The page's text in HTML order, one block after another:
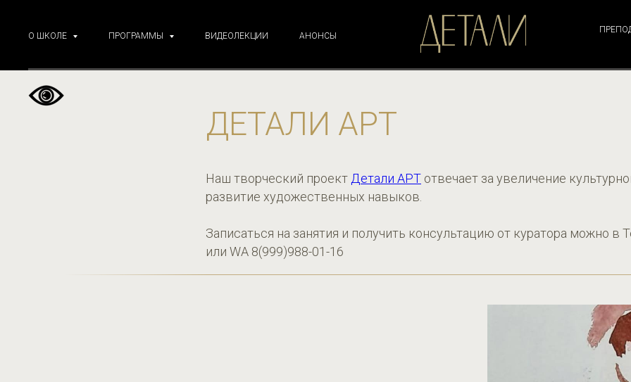
О ШКОЛЕ ПРОГРАММЫ ВИДЕОЛЕКЦИИ АНОНСЫ
ДЕТАЛИ АРТ
Наш творческий проект Детали АРТ отвечает за увеличение
развитие художественных навыков.
Записаться на занятия и получить консультацию от куратора можно в
или WA 8(999)988-01-16